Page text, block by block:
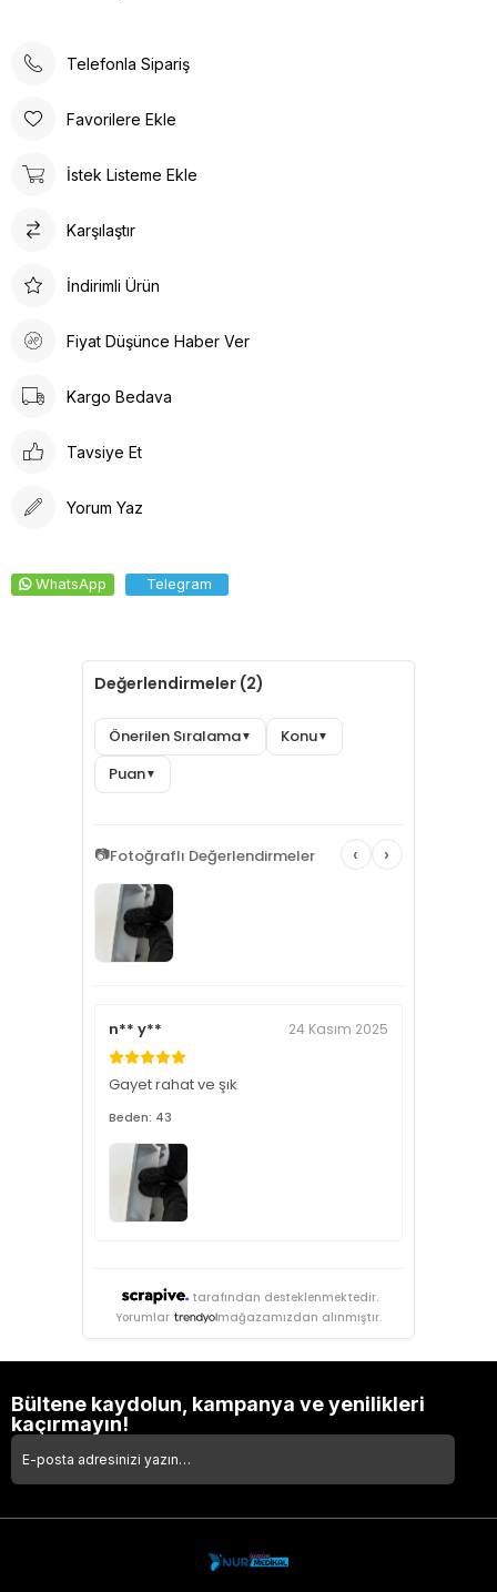
terlik, rahatlığı ve şıklığı bir arada arayanlar için tasarlanmıştır.
tasarlanmıştır. Gün boyu rahat adımlar atmanızı sağlar. Suni deri
nefes almasına olanak tanırken yumuşak bir dokunuş sağlar.
vaat eder.
Telefonla Sipariş
Favorilere Ekle
İstek Listeme Ekle
Karşılaştır
İndirimli Ürün
Fiyat Düşünce Haber Ver
Kargo Bedava
Tavsiye Et
Yorum Yaz
WhatsApp Telegram
Değerlendirmeler (2)
Önerilen Sıralama▼ Konu▼
Puan▼
📷Fotoğraflı Değerlendirmeler ‹ ›
n** y** 24 Kasım 2025
Gayet rahat ve şık
Beden: 43
tarafından desteklenmektedir.
Yorumlar
mağazamızdan alınmıştır.
Bültene kaydolun, kampanya ve yenilikleri
kaçırmayın!